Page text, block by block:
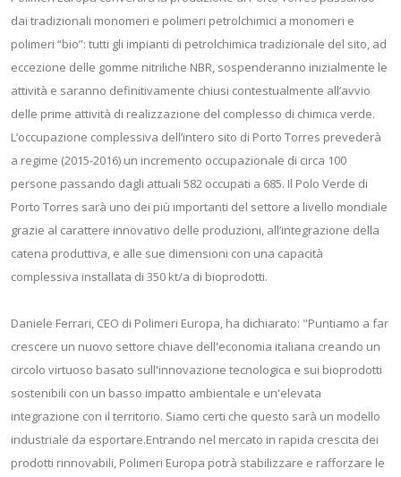
dai tradizionali monomeri e polimeri petrolchimici a monomeri e
polimeri “bio”: tutti gli impianti di petrolchimica tradizionale del sito, ad
eccezione delle gomme nitriliche NBR, sospenderanno inizialmente le
attività e saranno definitivamente chiusi contestualmente all’avvio
delle prime attività di realizzazione del complesso di chimica verde.
L’occupazione complessiva dell’intero sito di Porto Torres prevederà
a regime (2015-2016) un incremento occupazionale di circa 100
persone passando dagli attuali 582 occupati a 685. Il Polo Verde di
Porto Torres sarà uno dei più importanti del settore a livello mondiale
grazie al carattere innovativo delle produzioni, all’integrazione della
catena produttiva, e alle sue dimensioni con una capacità
complessiva installata di 350 kt/a di bioprodotti.
Daniele Ferrari, CEO di Polimeri Europa, ha dichiarato: "Puntiamo a far
crescere un nuovo settore chiave dell'economia italiana creando un
circolo virtuoso basato sull'innovazione tecnologica e sui bioprodotti
sostenibili con un basso impatto ambientale e un'elevata
integrazione con il territorio. Siamo certi che questo sarà un modello
industriale da esportare.Entrando nel mercato in rapida crescita dei
prodotti rinnovabili, Polimeri Europa potrà stabilizzare e rafforzare le